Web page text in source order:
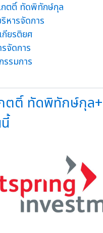
กตติ์ ทัดพิทักษ์กุล
หารจัดการ
กียรติยศ
จัดการ
รรมการ
ตติ์ ทัดพิทักษ์กุล+